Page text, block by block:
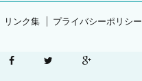
リンク集 プライバシーポリシー